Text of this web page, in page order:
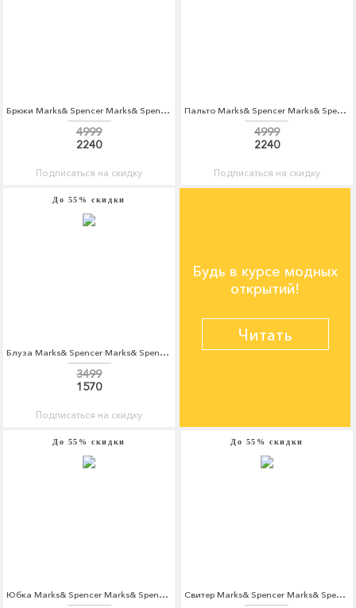
Брюки Marks& Spencer Marks& Spencer MA178EMBJLA6
4999
2240
Подписаться на скидку
Пальто Marks& Spencer Marks& Spencer MA178EWCLZJ6
4999
2240
Подписаться на скидку
До 55% скидки
Блуза Marks& Spencer Marks& Spencer MA178EWBKYW2
3499
1570
Подписаться на скидку
Будь в курсе модных
открытий!
Читать
До 55% скидки
Юбка Marks& Spencer Marks& Spencer MA178EWBVZW5
До 55% скидки
Свитер Marks& Spencer Marks& Spencer MA178EWYYJ10